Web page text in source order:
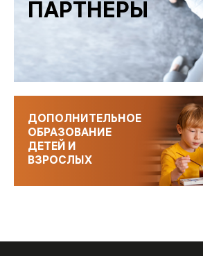
ПАРТНЕРЫ
ДОПОЛНИТЕЛЬНОЕ
ОБРАЗОВАНИЕ
ДЕТЕЙ И
ВЗРОСЛЫХ